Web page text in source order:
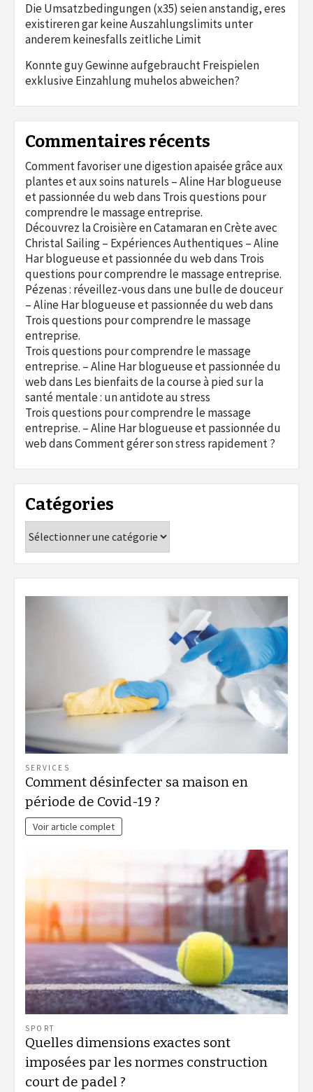
Die Umsatzbedingungen (x35) seien anstandig, eres
existireren gar keine Auszahlungslimits unter
anderem keinesfalls zeitliche Limit
Konnte guy Gewinne aufgebraucht Freispielen
exklusive Einzahlung muhelos abweichen?
Commentaires récents
Comment favoriser une digestion apaisée grâce aux
plantes et aux soins naturels – Aline Har blogueuse
et passionnée du webdans Trois questions pour
comprendre le massage entreprise.
Découvrez la Croisière en Catamaran en Crète avec
Christal Sailing – Expériences Authentiques – Aline
Har blogueuse et passionnée du webdans Trois
questions pour comprendre le massage entreprise.
Pézenas : réveillez-vous dans une bulle de douceur
– Aline Har blogueuse et passionnée du webdans
Trois questions pour comprendre le massage
entreprise.
Trois questions pour comprendre le massage
entreprise. – Aline Har blogueuse et passionnée du
webdans Les bienfaits de la course à pied sur la
santé mentale : un antidote au stress
Trois questions pour comprendre le massage
entreprise. – Aline Har blogueuse et passionnée du
webdansComment gérer son stress rapidement ?
Catégories
SERVICES
Comment désinfecter sa maison en
période de Covid-19 ?
Voir article complet
SPORT
Quelles dimensions exactes sont
imposées par les normes construction
court de padel ?